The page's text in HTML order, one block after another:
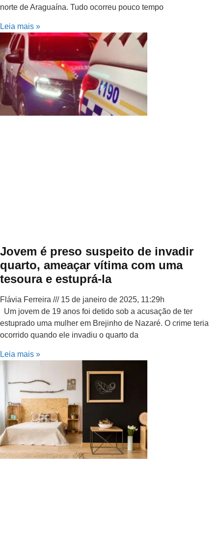
norte de Araguaína. Tudo ocorreu pouco tempo
Leia mais »
Jovem é preso suspeito de invadir
quarto, ameaçar vítima com uma
tesoura e estuprá-la
Flávia Ferreira
15 de janeiro de 2025, 11:29h
Um jovem de 19 anos foi detido sob a acusação de ter
estuprado uma mulher em Brejinho de Nazaré. O crime teria
ocorrido quando ele invadiu o quarto da
Leia mais »